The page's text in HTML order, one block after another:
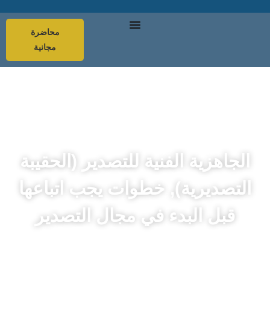
محاضرة
مجانية
الجاهزية الفنية للتصدير (الحقيبة
التصديرية), خطوات يجب اتباعها
قبل البدء في مجال التصدير